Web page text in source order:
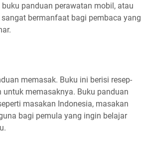
panduan perawatan mobil, atau
bermanfaat bagi pembaca yang
memasak. Buku ini berisi resep-
memasaknya. Buku panduan
masakan Indonesia, masakan
bagi pemula yang ingin belajar